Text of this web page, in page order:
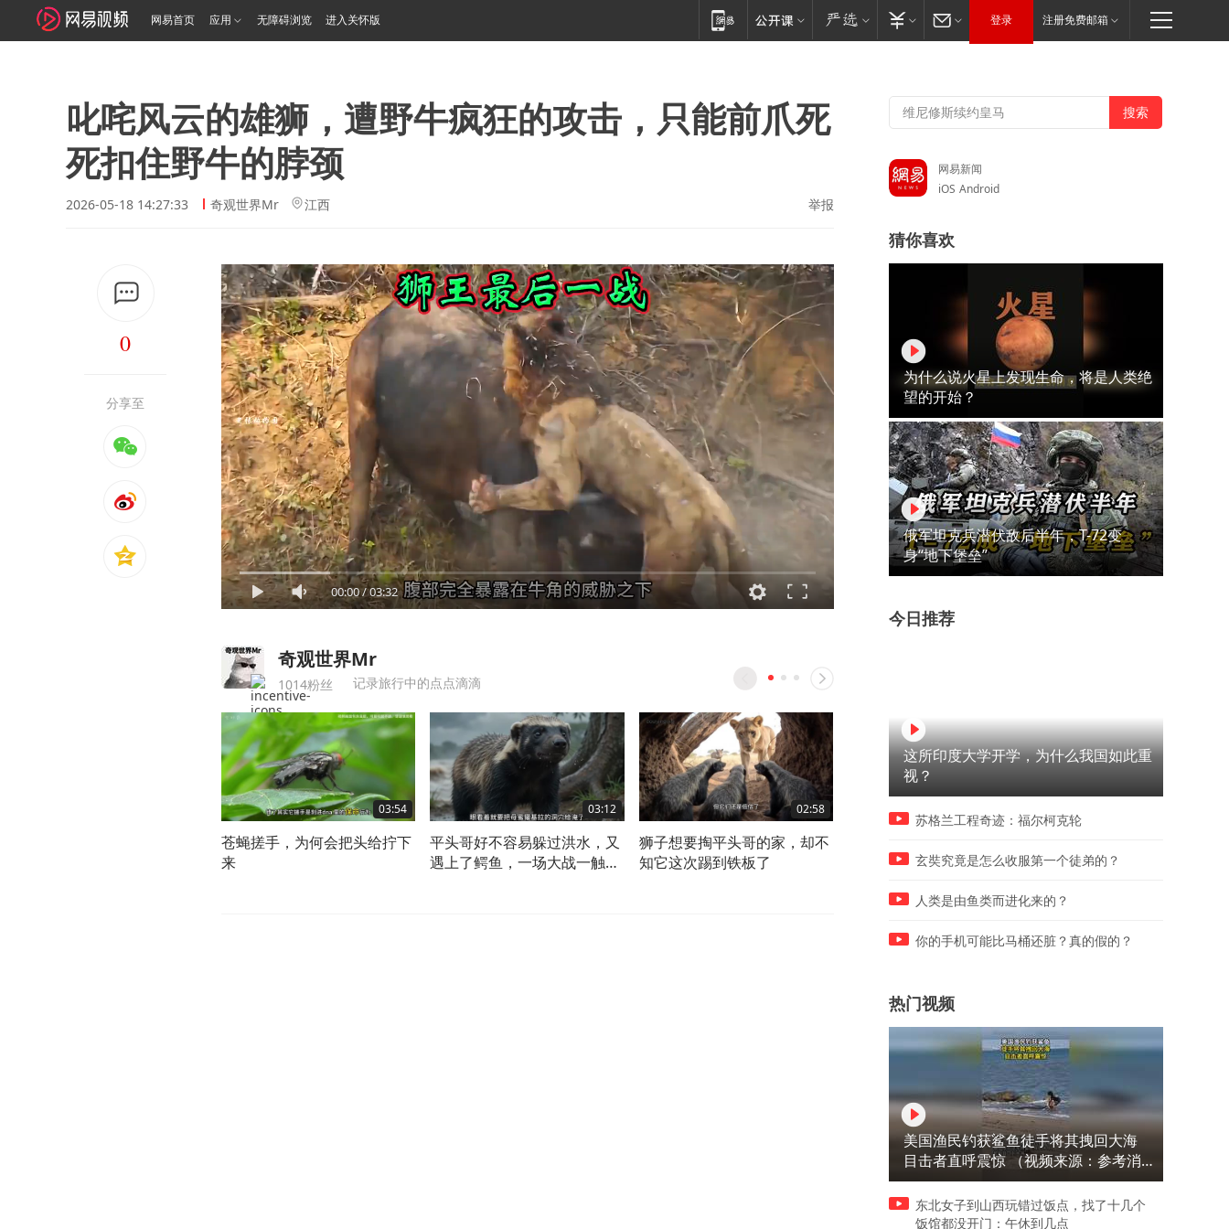
网易首页 应用 无障碍浏览 进入关怀版 登录 注册免费邮箱
叱咤风云的雄狮，遭野牛疯狂的攻击，只能前爪死
死扣住野牛的脖颈
2026-05-18 14:27:33 奇观世界Mr 江西 举报
0
分享至
00:00/03:32
奇观世界Mr
1014粉丝 记录旅行中的点点滴滴
03:54
苍蝇搓手，为何会把头给拧下
来
03:12
平头哥好不容易躲过洪水，又
遇上了鳄鱼，一场大战一触即
02:58
狮子想要掏平头哥的家，却不
知它这次踢到铁板了
羊，这就是真实的大自然厮
当场抓住，可结果却充满意
网易新闻
iOS Android
猜你喜欢
为什么说火星上发现生命，将是人类绝
望的开始？
俄军坦克兵潜伏敌后半年，T-72变
身“地下堡垒”
今日推荐
这所印度大学开学，为什么我国如此重
视？
苏格兰工程奇迹：福尔柯克轮
玄奘究竟是怎么收服第一个徒弟的？
人类是由鱼类而进化来的？
你的手机可能比马桶还脏？真的假的？
热门视频
美国渔民钓获鲨鱼徒手将其拽回大海
目击者直呼震惊 （视频来源：参考消
息）
东北女子到山西玩错过饭点，找了十几个
饭馆都没开门：午休到几点